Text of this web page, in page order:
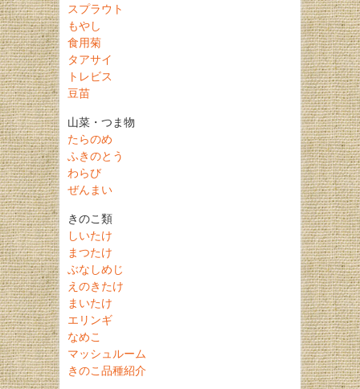
スプラウト
もやし
食用菊
タアサイ
トレビス
豆苗
山菜・つま物
たらのめ
ふきのとう
わらび
ぜんまい
きのこ類
しいたけ
まつたけ
ぶなしめじ
えのきたけ
まいたけ
エリンギ
なめこ
マッシュルーム
きのこ品種紹介